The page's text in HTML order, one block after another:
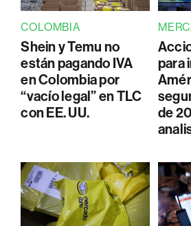
COLOMBIA
Shein y Temu no
están pagando IVA
en Colombia por
“vacío legal” en TLC
con EE. UU.
para
de